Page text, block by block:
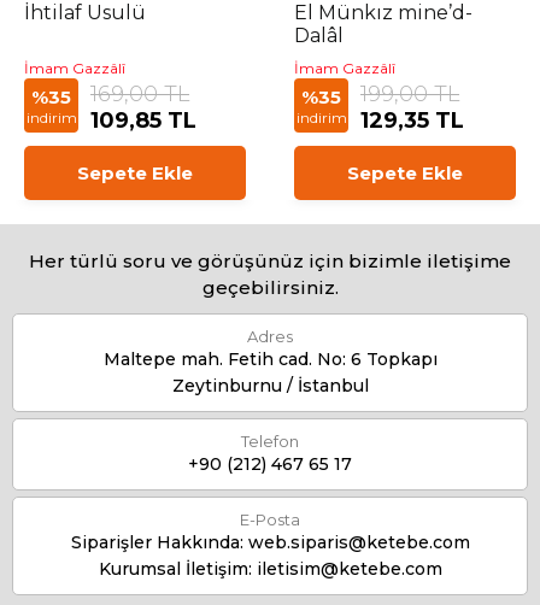
İhtilaf Usulü
İmam Gazzâlî
%35
indirim
169,00 TL
109,85 TL
Sepete Ekle
El Münkız mine’d-
Dalâl
İmam Gazzâlî
%35
indirim
199,00 TL
129,35 TL
Sepete Ekle
Her türlü soru ve görüşünüz için bizimle iletişime
geçebilirsiniz.
Adres
Maltepe mah. Fetih cad. No: 6 Topkapı
Zeytinburnu / İstanbul
Telefon
+90 (212) 467 65 17
E-Posta
Siparişler Hakkında: web.siparis@ketebe.com
Kurumsal İletişim: iletisim@ketebe.com